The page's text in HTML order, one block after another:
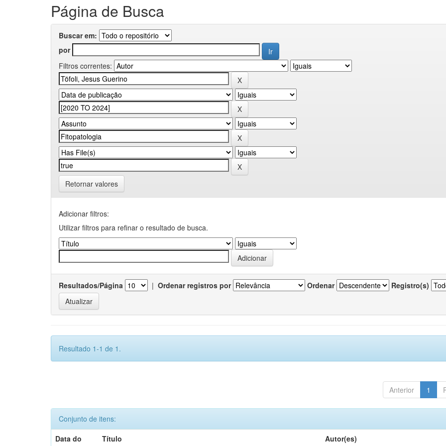
Página de Busca
Buscar em:
por
Filtros correntes:
Retornar valores
Adicionar filtros:
Utilizar filtros para refinar o resultado de busca.
Resultados/Página | Ordenar registros por Ordenar Registro(s)
Resultado 1-1 de 1.
Anterior 1
Conjunto de itens:
Data do
Título Autor(es)